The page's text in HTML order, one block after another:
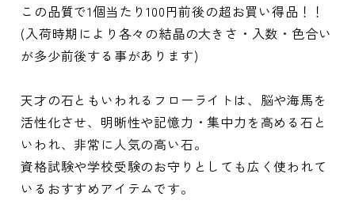
この品質で1個当たり100円前後の超お買い得品！！
(入荷時期により各々の結晶の大きさ・入数・色合い
が多少前後する事があります)
天才の石ともいわれるフローライトは、脳や海馬を
活性化させ、明晰性や記憶力・集中力を高める石と
いわれ、非常に人気の高い石。
資格試験や学校受験のお守りとしても広く使われて
いるおすすめアイテムです。